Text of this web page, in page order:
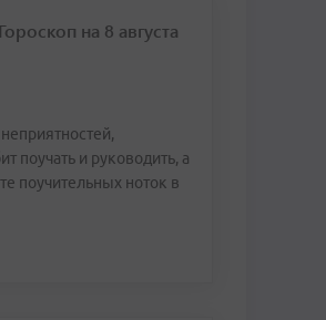
Гороскоп на 8 августа
поучать и руководить, а
поучительных ноток в